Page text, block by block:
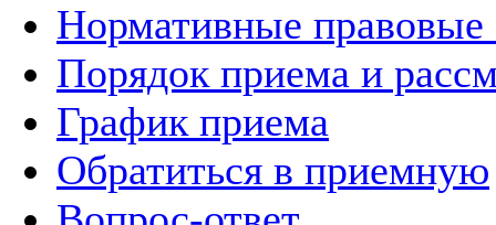
Нормативные правовые
Порядок приема и
График приема
Обратиться в приемную